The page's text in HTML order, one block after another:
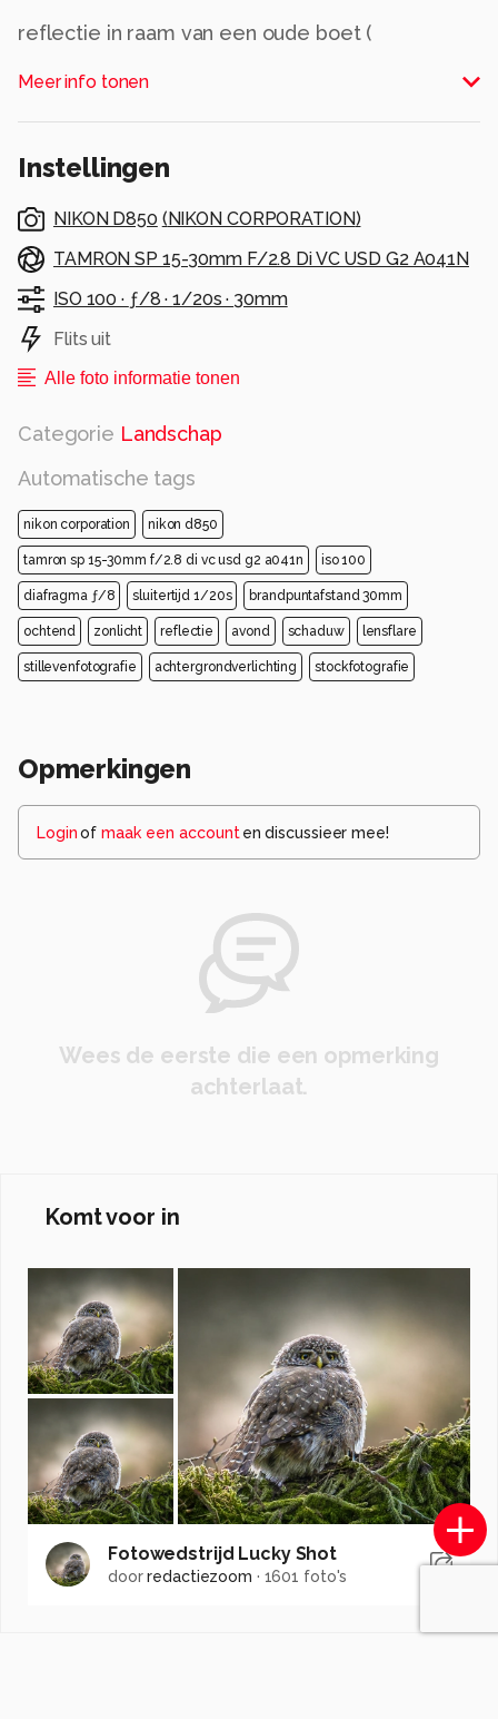
reflectie in raam van een oude boet (
combinatie van interieur en landschap
binnen en buiten in 1 beeld
Alle rechten voorbehouden
Meer info tonen
Instellingen
NIKON D850 (NIKON CORPORATION)
TAMRON SP 15-30mm F/2.8 Di VC USD G2 A041N
ISO 100 · ƒ/8 ·1/20s · 30mm
Flits uit
Alle foto informatie tonen
Categorie Landschap
Automatische tags
nikon corporation nikon d850
tamron sp 15-30mm f/2.8 di vc usd g2 a041n iso 100
diafragma ƒ/8 sluitertijd 1/20s brandpuntafstand 30mm
ochtend zonlicht reflectie avond schaduw lensflare
stillevenfotografie achtergrondverlichting stockfotografie
Opmerkingen
Loginof maak een account en discussieer mee!
Wees de eerste die een opmerking
achterlaat.
Komt voor in
Fotowedstrijd Lucky Shot
doorredactiezoom · 1601 foto's